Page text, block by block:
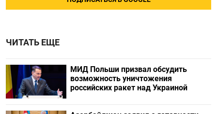
ЧИТАТЬ ЕЩЕ
МИД Польши призвал обсудить
возможность уничтожения
российских ракет над Украиной